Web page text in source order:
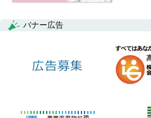
バナー広告